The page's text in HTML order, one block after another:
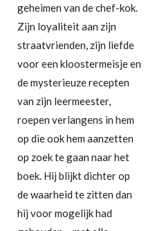
geheimen van de chef-kok.
Zijn loyaliteit aan zijn
straatvrienden, zijn liefde
voor een kloostermeisje en
de mysterieuze recepten
van zijn leermeester,
roepen verlangens in hem
op die ook hem aanzetten
op zoek te gaan naar het
boek. Hij blijkt dichter op
de waarheid te zitten dan
hij voor mogelijk had